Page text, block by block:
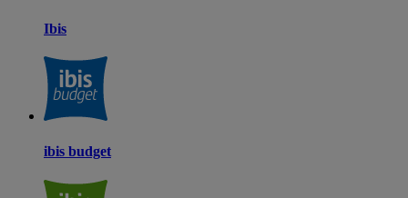
Ibis
ibis budget